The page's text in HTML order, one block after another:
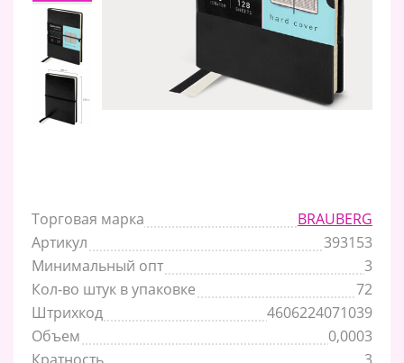
Торговая марка
BRAUBERG
Артикул
393153
Минимальный опт
3
Кол-во штук в упаковке
72
Штрихкод
4606224071039
Объем
0,0003